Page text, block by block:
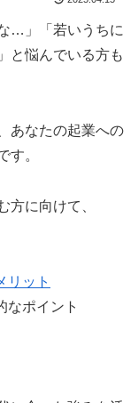
…」「若いうちに
と悩んでいる方も
あなたの起業への
す。
方に向けて、
リット
なポイント